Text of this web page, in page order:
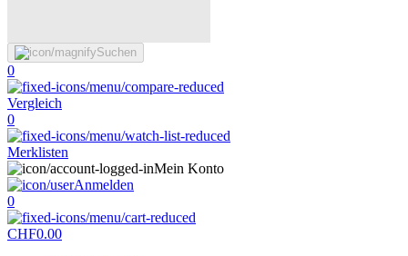
Suchen
0
Vergleich
0
Merklisten
Mein Konto
Anmelden
0
CHF0.00